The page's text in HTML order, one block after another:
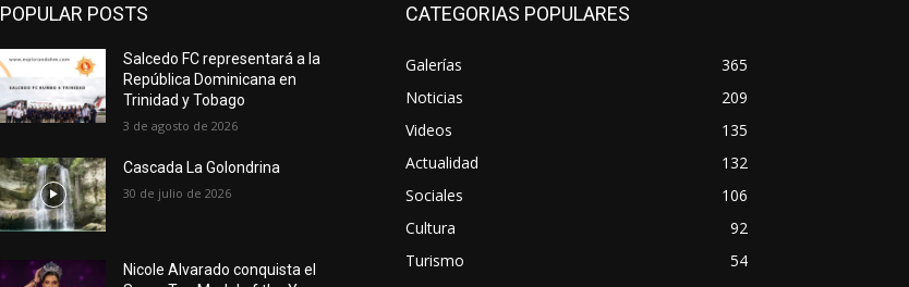
POPULAR POSTS
Salcedo FC representará a la
República Dominicana en
Trinidad y Tobago
3 de agosto de 2026
Cascada La Golondrina
30 de julio de 2026
Nicole Alvarado conquista el
CATEGORIAS POPULARES
Galerías
365
Noticias
209
Videos
135
Actualidad
132
Sociales
106
Cultura
92
Turismo
54